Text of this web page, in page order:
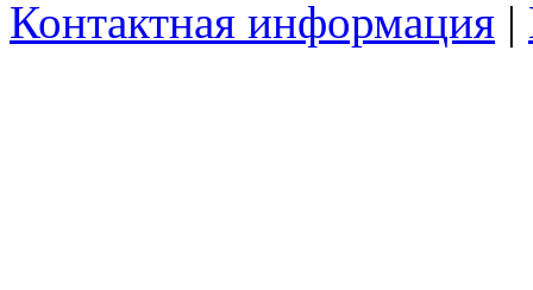
Контактная информация |